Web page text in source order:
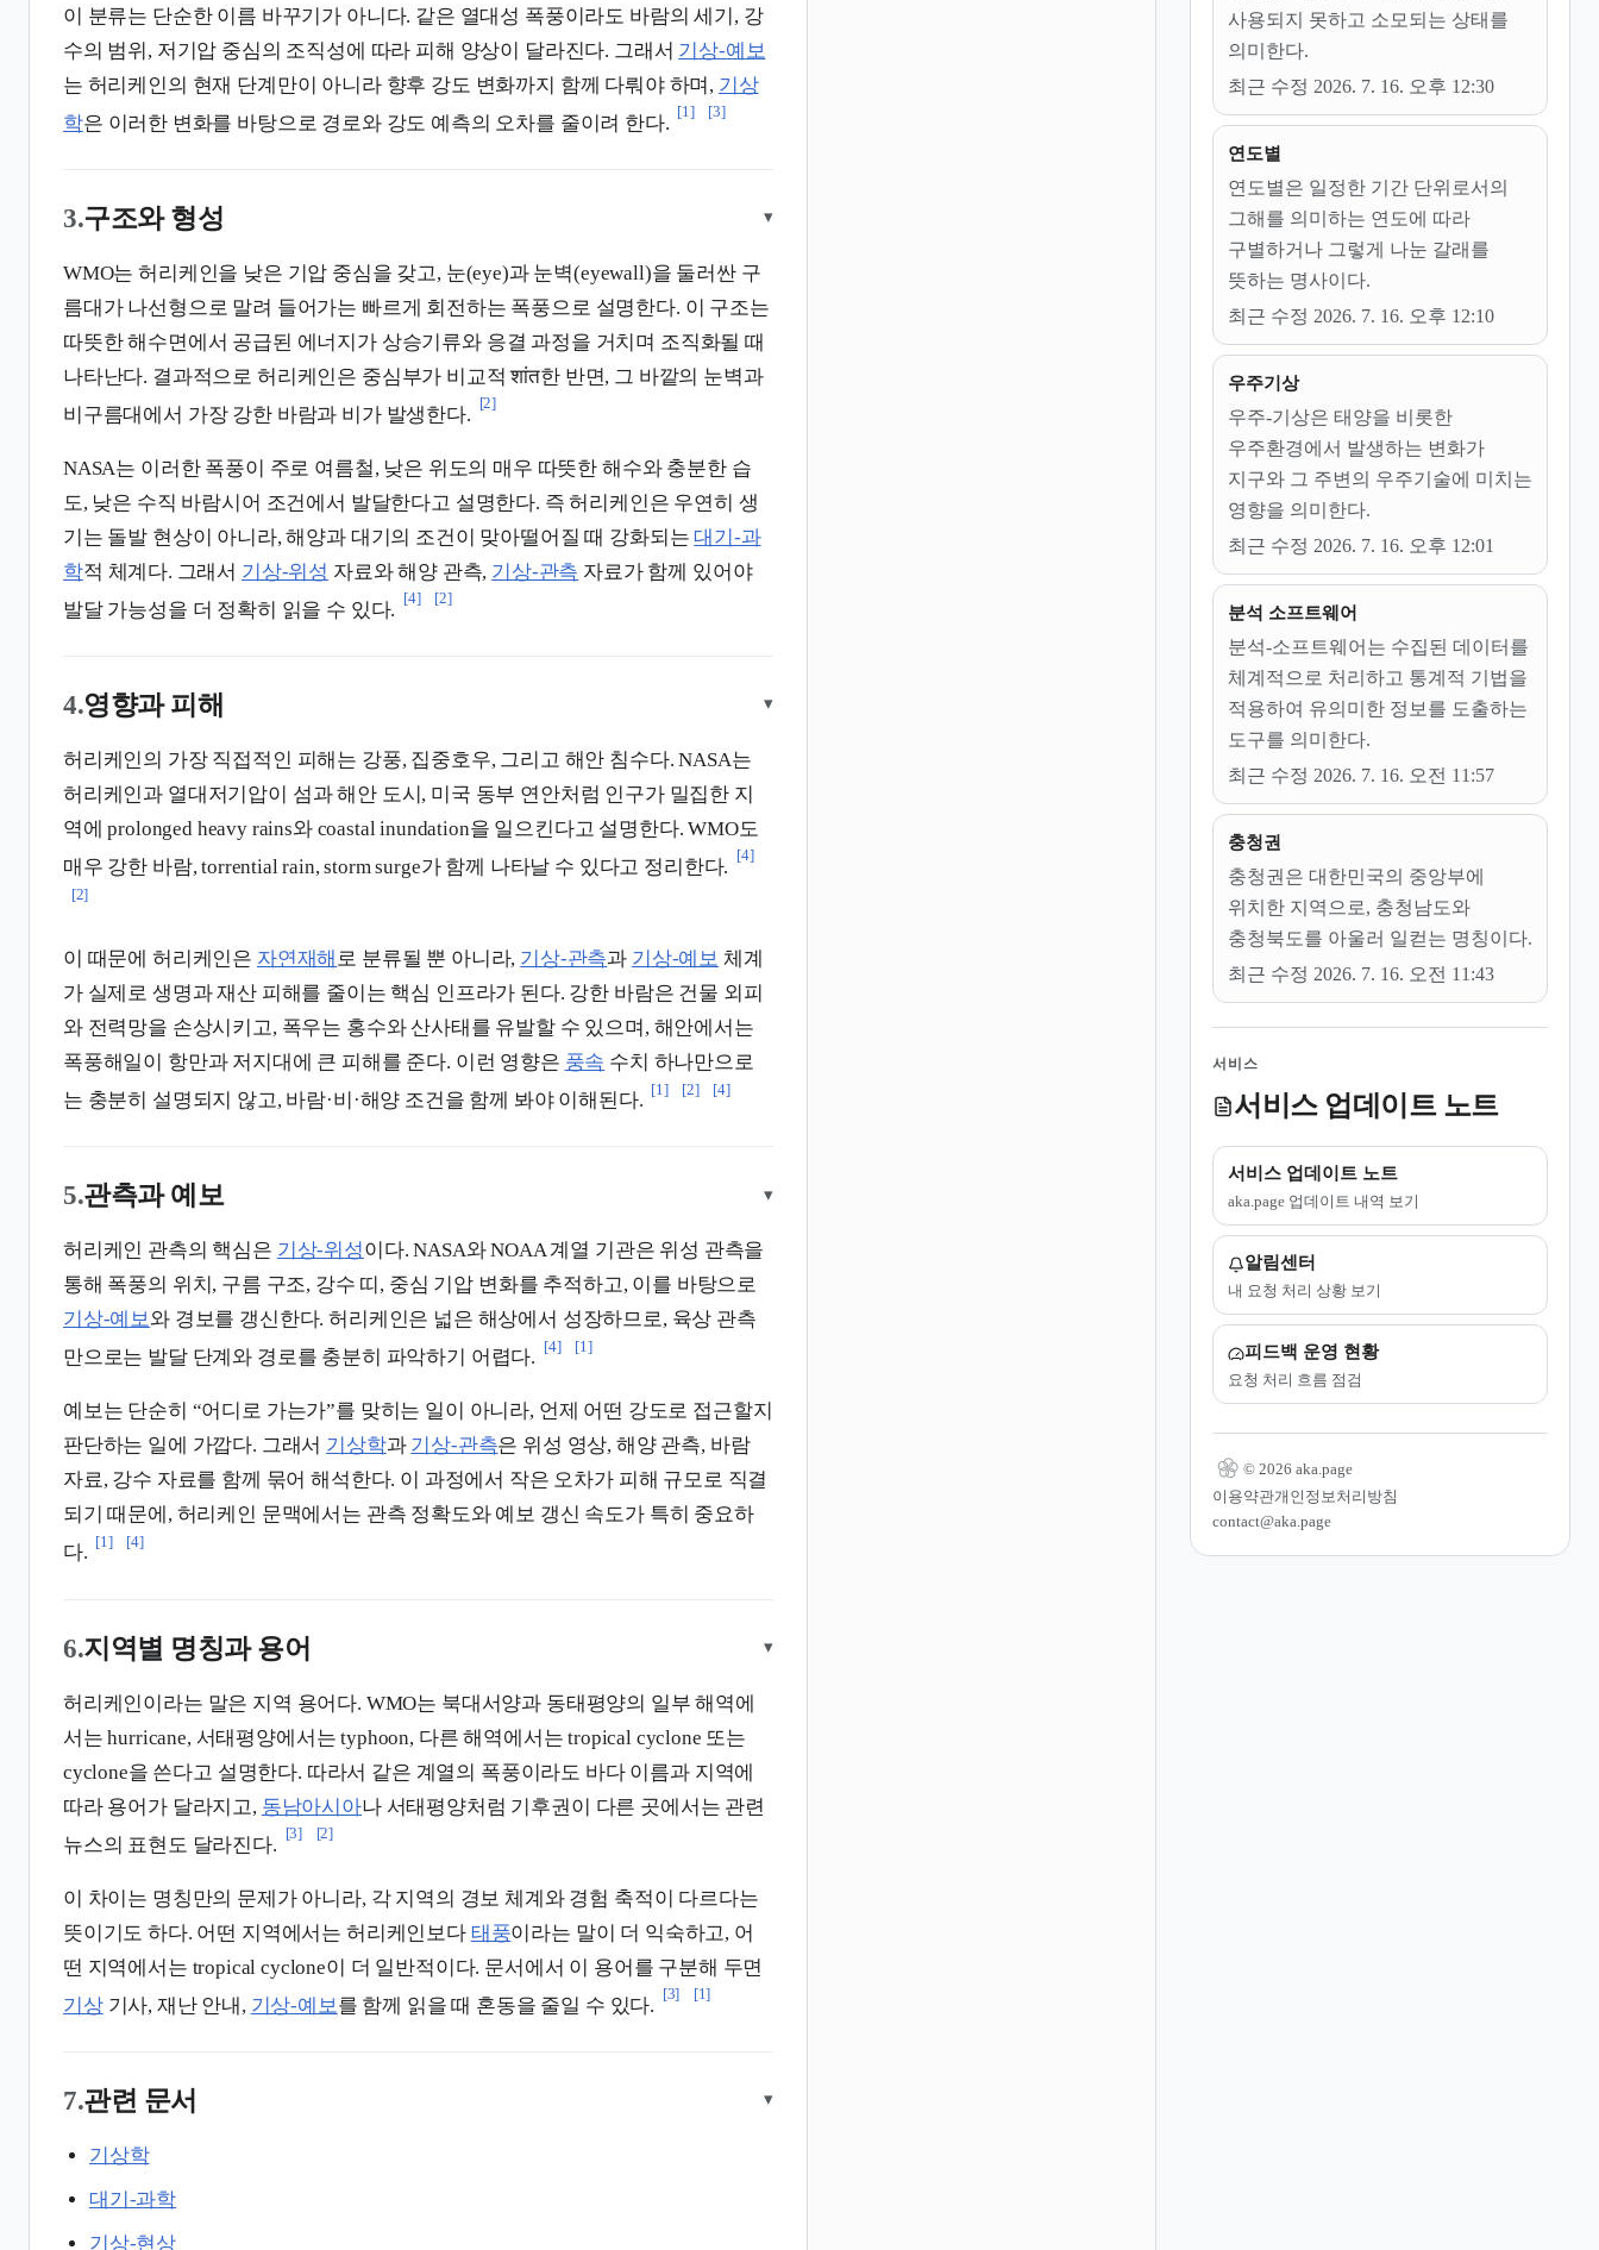
이 분류는 단순한 이름 바꾸기가 아니다. 같은 열대성 폭풍이라도 바람의 세기, 강
수의 범위, 저기압 중심의 조직성에 따라 피해 양상이 달라진다. 그래서 기상-예보
는 허리케인의 현재 단계만이 아니라 향후 강도 변화까지 함께 다뤄야 하며, 기상
학은 이러한 변화를 바탕으로 경로와 강도 예측의 오차를 줄이려 한다.
[1] [3]
3.구조와 형성 ▾
WMO는 허리케인을 낮은 기압 중심을 갖고, 눈(eye)과 눈벽(eyewall)을 둘러싼 구
름대가 나선형으로 말려 들어가는 빠르게 회전하는 폭풍으로 설명한다. 이 구조는
따뜻한 해수면에서 공급된 에너지가 상승기류와 응결 과정을 거치며 조직화될 때
나타난다. 결과적으로 허리케인은 중심부가 비교적 शांत한 반면, 그 바깥의 눈벽과
비구름대에서 가장 강한 바람과 비가 발생한다.
[2]
NASA는 이러한 폭풍이 주로 여름철, 낮은 위도의 매우 따뜻한 해수와 충분한 습
도, 낮은 수직 바람시어 조건에서 발달한다고 설명한다. 즉 허리케인은 우연히 생
기는 돌발 현상이 아니라, 해양과 대기의 조건이 맞아떨어질 때 강화되는대기-과
학적 체계다. 그래서 기상-위성 자료와 해양 관측, 기상-관측 자료가 함께 있어야
발달 가능성을 더 정확히 읽을 수 있다.
[4] [2]
4.영향과 피해 ▾
허리케인의 가장 직접적인 피해는 강풍, 집중호우, 그리고 해안 침수다. NASA는
허리케인과 열대저기압이 섬과 해안 도시, 미국 동부 연안처럼 인구가 밀집한 지
역에 prolonged heavy rains와 coastal inundation을 일으킨다고 설명한다. WMO도
매우 강한 바람, torrential rain, storm surge가 함께 나타날 수 있다고 정리한다.
[4]
[2]
이 때문에 허리케인은 자연재해 로 분류될 뿐 아니라, 기상-관측과 기상-예보 체계
가 실제로 생명과 재산 피해를 줄이는 핵심 인프라가 된다. 강한 바람은 건물 외피
와 전력망을 손상시키고, 폭우는 홍수와 산사태를 유발할 수 있으며, 해안에서는
폭풍해일이 항만과 저지대에 큰 피해를 준다. 이런 영향은 풍속 수치 하나만으로
는 충분히 설명되지 않고, 바람·비·해양 조건을 함께 봐야 이해된다.
[1] [2] [4]
5.관측과 예보 ▾
허리케인 관측의 핵심은 기상-위성이다. NASA와 NOAA 계열 기관은 위성 관측을
통해 폭풍의 위치, 구름 구조, 강수 띠, 중심 기압 변화를 추적하고, 이를 바탕으로
기상-예보와 경보를 갱신한다. 허리케인은 넓은 해상에서 성장하므로, 육상 관측
만으로는 발달 단계와 경로를 충분히 파악하기 어렵다.
[4] [1]
예보는 단순히 “어디로 가는가”를 맞히는 일이 아니라, 언제 어떤 강도로 접근할지
판단하는 일에 가깝다. 그래서 기상학과 기상-관측은 위성 영상, 해양 관측, 바람
자료, 강수 자료를 함께 묶어 해석한다. 이 과정에서 작은 오차가 피해 규모로 직결
되기 때문에, 허리케인 문맥에서는 관측 정확도와 예보 갱신 속도가 특히 중요하
다.
[1] [4]
6.지역별 명칭과 용어 ▾
허리케인이라는 말은 지역 용어다. WMO는 북대서양과 동태평양의 일부 해역에
서는 hurricane, 서태평양에서는 typhoon, 다른 해역에서는 tropical cyclone 또는
cyclone을 쓴다고 설명한다. 따라서 같은 계열의 폭풍이라도 바다 이름과 지역에
따라 용어가 달라지고, 동남아시아나 서태평양처럼 기후권이 다른 곳에서는 관련
뉴스의 표현도 달라진다.
[3] [2]
이 차이는 명칭만의 문제가 아니라, 각 지역의 경보 체계와 경험 축적이 다르다는
뜻이기도 하다. 어떤 지역에서는 허리케인보다 태풍이라는 말이 더 익숙하고, 어
떤 지역에서는 tropical cyclone이 더 일반적이다. 문서에서 이 용어를 구분해 두면
기상기사, 재난 안내, 기상-예보를 함께 읽을 때 혼동을 줄일 수 있다.
[3] [1]
7.관련 문서 ▾
기상학
대기-과학
기상-현상
사용되지 못하고 소모되는 상태를
의미한다.
최근 수정 2026. 7. 16. 오후 12:30
연도별
연도별은 일정한 기간 단위로서의
그해를 의미하는 연도에 따라
구별하거나 그렇게 나눈 갈래를
뜻하는 명사이다.
최근 수정 2026. 7. 16. 오후 12:10
우주기상
우주-기상은 태양을 비롯한
우주환경에서 발생하는 변화가
지구와 그 주변의 우주기술에 미치는
영향을 의미한다.
최근 수정 2026. 7. 16. 오후 12:01
분석 소프트웨어
분석-소프트웨어는 수집된 데이터를
체계적으로 처리하고 통계적 기법을
적용하여 유의미한 정보를 도출하는
도구를 의미한다.
최근 수정 2026. 7. 16. 오전 11:57
충청권
충청권은 대한민국의 중앙부에
위치한 지역으로, 충청남도와
충청북도를 아울러 일컫는 명칭이다.
최근 수정 2026. 7. 16. 오전 11:43
서비스
서비스 업데이트 노트
서비스 업데이트 노트
aka.page 업데이트 내역 보기
알림센터
내 요청 처리 상황 보기
피드백 운영 현황
요청 처리 흐름 점검
© 2026 aka.page
이용약관개인정보처리방침
contact@aka.page